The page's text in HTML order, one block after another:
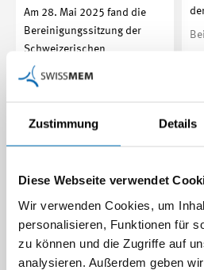
Zustimmung Details
Diese Webseite verwendet
Wir verwenden Cookies, um
personalisieren, Funktionen für
zu können und die Zugriffe auf
analysieren. Außerdem geben
Am 28. Mai 2025 fand die
Bereinigungssitzung der
Schweizerischen
Kommission für
Berufsentwicklung…